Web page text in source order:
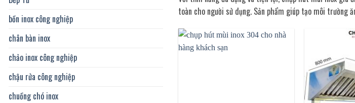
bồn inox công nghiệp
chân bàn inox
chảo inox công nghiệp
chậu rửa công nghiệp
chuồng chó inox
toàn cho người sử dụng. Sản phẩm giúp tạo môi trường